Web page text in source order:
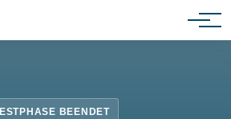
BEENDET